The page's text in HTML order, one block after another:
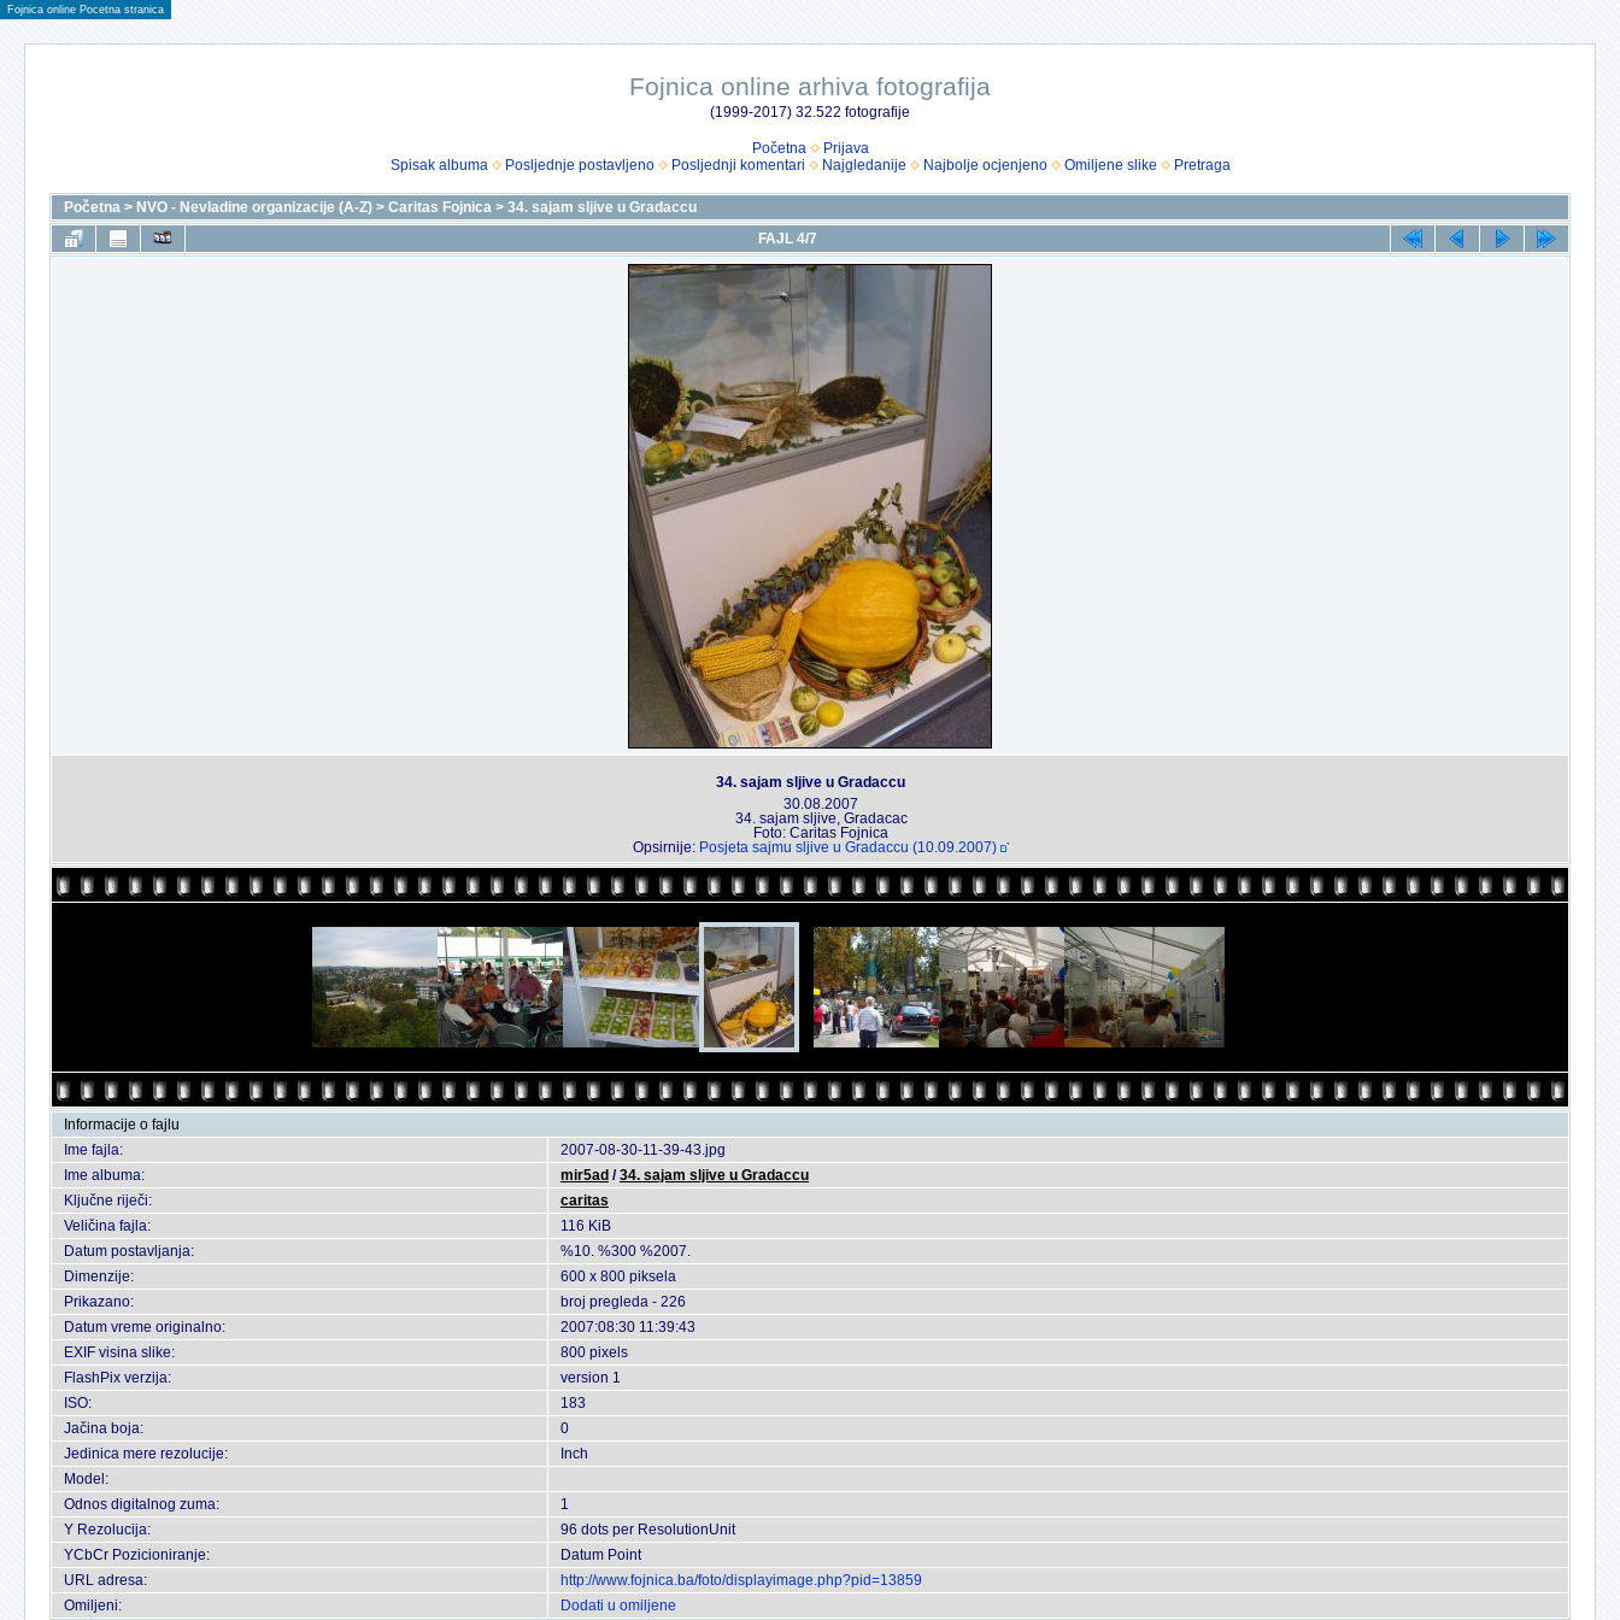
Fojnica online Pocetna stranica
Fojnica online arhiva fotografija
(1999-2017) 32.522 fotografije
Početna
Prijava
Spisak albuma
Posljednje postavljeno Posljednji komentari Najgledanije Najbolje ocjenjeno Omiljene slike Pretraga
Početna > NVO - Nevladine organizacije (A-Z) > Caritas Fojnica > 34. sajam sljive u Gradaccu
FAJL 4/7
34. sajam sljive u Gradaccu
30.08.2007
34. sajam sljive, Gradacac
Foto: Caritas Fojnica
Opsirnije: Posjeta sajmu sljive u Gradaccu (10.09.2007)
Informacije o fajlu
Ime fajla:
2007-08-30-11-39-43.jpg
Ime albuma:
mir5ad /34. sajam sljive u Gradaccu
Ključne riječi:
caritas
Veličina fajla:
116 KiB
Datum postavljanja:
%10. %300 %2007.
Dimenzije:
600 x 800 piksela
Prikazano:
broj pregleda - 226
Datum vreme originalno:
2007:08:30 11:39:43
EXIF visina slike:
800 pixels
FlashPix verzija:
version 1
ISO:
183
Jačina boja:
0
Jedinica mere rezolucije:
Inch
Model:
Odnos digitalnog zuma:
1
Y Rezolucija:
96 dots per ResolutionUnit
YCbCr Pozicioniranje:
Datum Point
URL adresa:
http://www.fojnica.ba/foto/displayimage.php?pid=13859
Omiljeni:
Dodati u omiljene